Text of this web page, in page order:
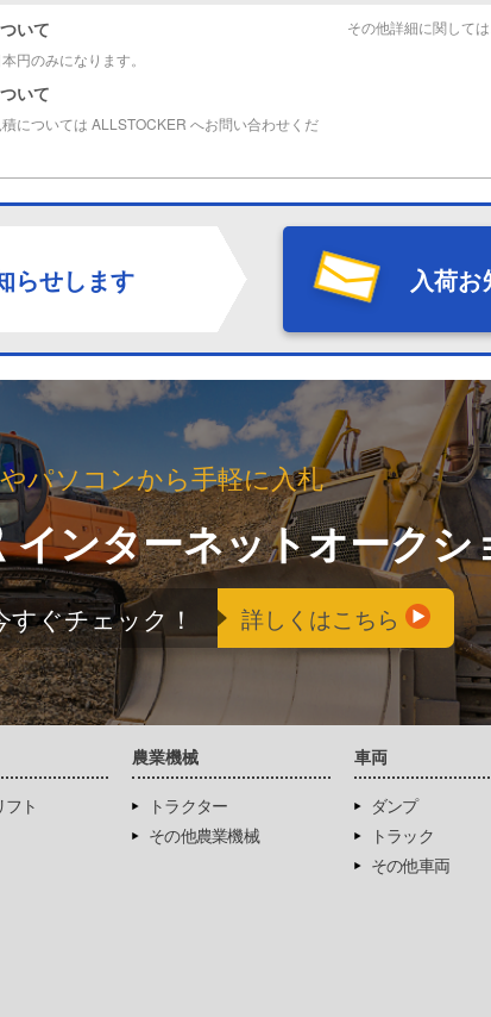
いて
円のみになります。
いて
については ALLSTOCKER へお問い合わせくだ
その他詳細に関しては
らせします 入荷
パソコンから手軽に入札
インターネットオークシ
ぐチェック！ 詳しくはこちら
ト
農業機械
トラクター
その他農業機械
車両
ダンプ
トラック
その他車両